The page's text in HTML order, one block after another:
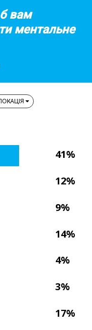
б вам
ментальне
41%
12%
9%
14%
4%
3%
17%